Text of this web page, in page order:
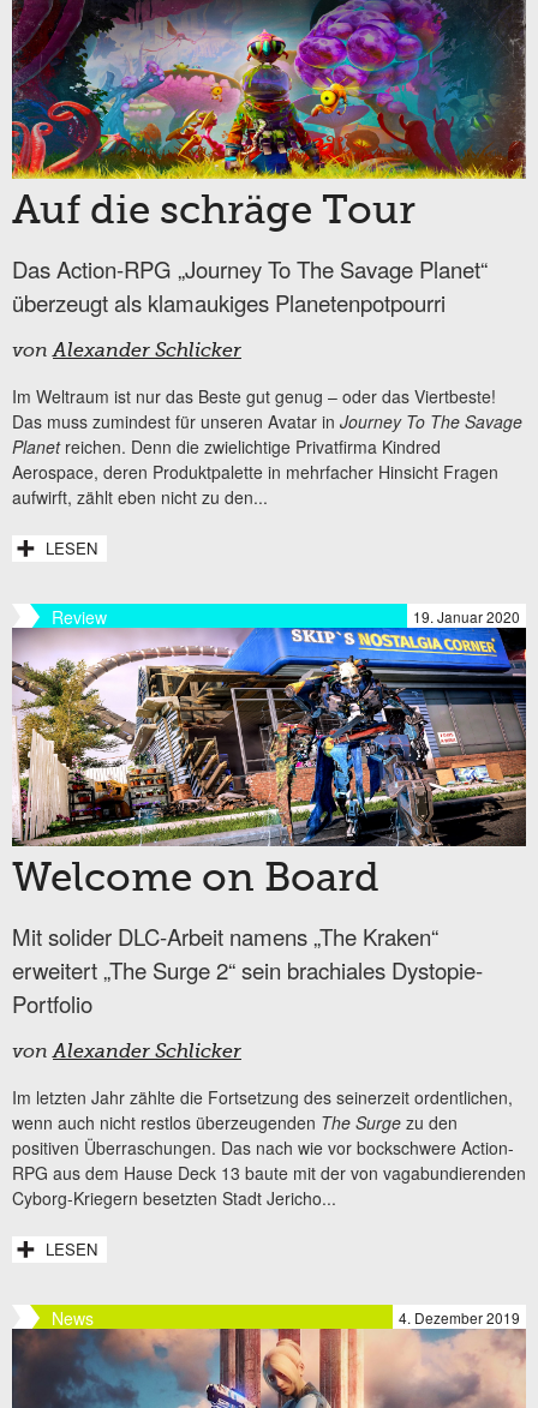
Auf die schräge Tour
Das Action-RPG „Journey To The Savage Planet“
überzeugt als klamaukiges Planetenpotpourri
vonAlexander Schlicker
Im Weltraum ist nur das Beste gut genug – oder das Viertbeste!
Das muss zumindest für unseren Avatar in Journey To The Savage
Planetreichen. Denn die zwielichtige Privatfirma Kindred
Aerospace, deren Produktpalette in mehrfacher Hinsicht Fragen
aufwirft, zählt eben nicht zu den...
LESEN
Review 19. Januar 2020
Welcome on Board
Mit solider DLC-Arbeit namens „The Kraken“
erweitert „The Surge 2“ sein brachiales Dystopie-
Portfolio
vonAlexander Schlicker
Im letzten Jahr zählte die Fortsetzung des seinerzeit ordentlichen,
wenn auch nicht restlos überzeugenden The Surge zu den
positiven Überraschungen. Das nach wie vor bockschwere Action-
RPG aus dem Hause Deck 13 baute mit der von vagabundierenden
Cyborg-Kriegern besetzten Stadt Jericho...
LESEN
News 4. Dezember 2019